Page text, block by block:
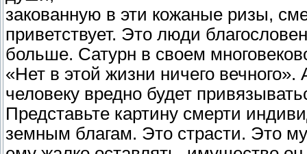
закованную в эти кожаные ризы,
приветствует. Это люди
больше. Сатурн в своем
«Нет в этой жизни ничего вечного».
человеку вредно будет
Представьте картину смерти
земным благам. Это страсти. Это